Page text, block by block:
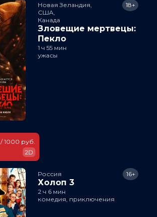
Новая Зеландия,
США,
Канада
Зловещие мертвецы:
Пекло
18+
1 ч 55 мин
ужасы
1000 руб.
2D
Россия
Холоп 3
16+
2 ч 6 мин
комедия, приключения